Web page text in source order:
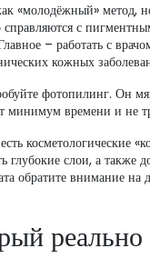
«молодёжный» метод,
с
– работать с
кожных
фотопилинг. Он
минимум времени и не
косметологические
слои, а также
обратите внимание на
реально